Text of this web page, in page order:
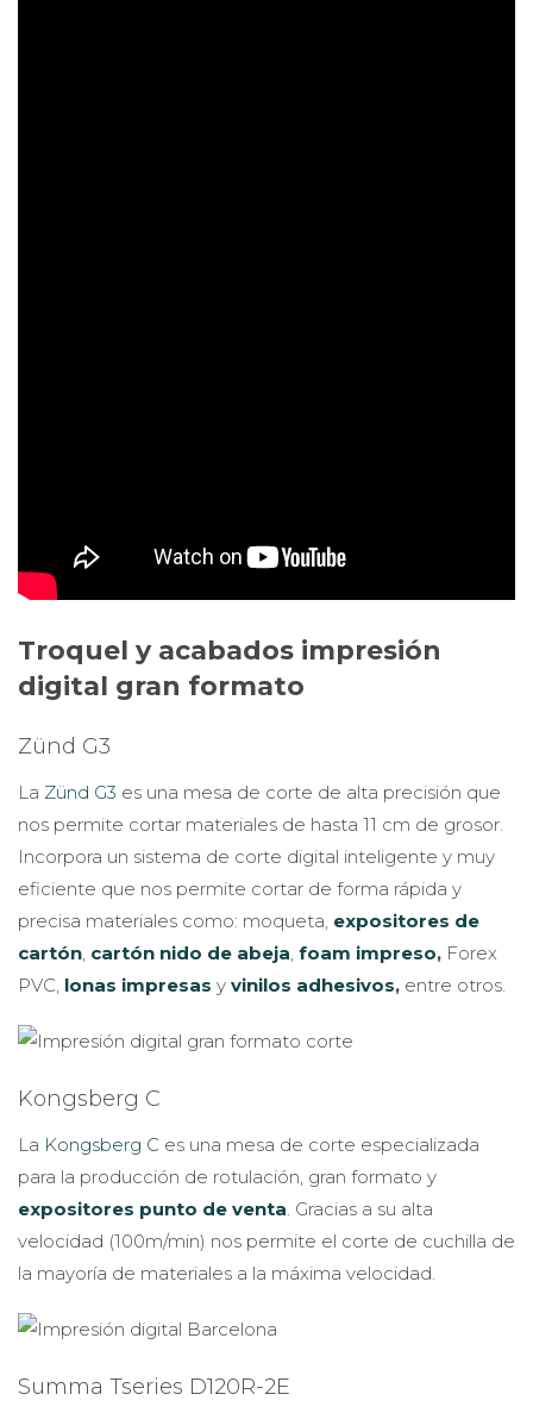
Troquel y acabados impresión
digital gran formato
Zünd G3
La Zünd G3 es una mesa de corte de alta precisión que
nos permite cortar materiales de hasta 11 cm de grosor.
Incorpora un sistema de corte digital inteligente y muy
eficiente que nos permite cortar de forma rápida y
precisa materiales como: moqueta, expositores de
cartón cartón nido de abeja foam impreso, Forex
PVC, lonas impresas y vinilos adhesivos, entre otros.
Kongsberg C
La Kongsberg C es una mesa de corte especializada
para la producción de rotulación, gran formato y
expositores punto de venta . Gracias a su alta
velocidad (100m/min) nos permite el corte de cuchilla de
la mayoría de materiales a la máxima velocidad.
Summa Tseries D120R-2E